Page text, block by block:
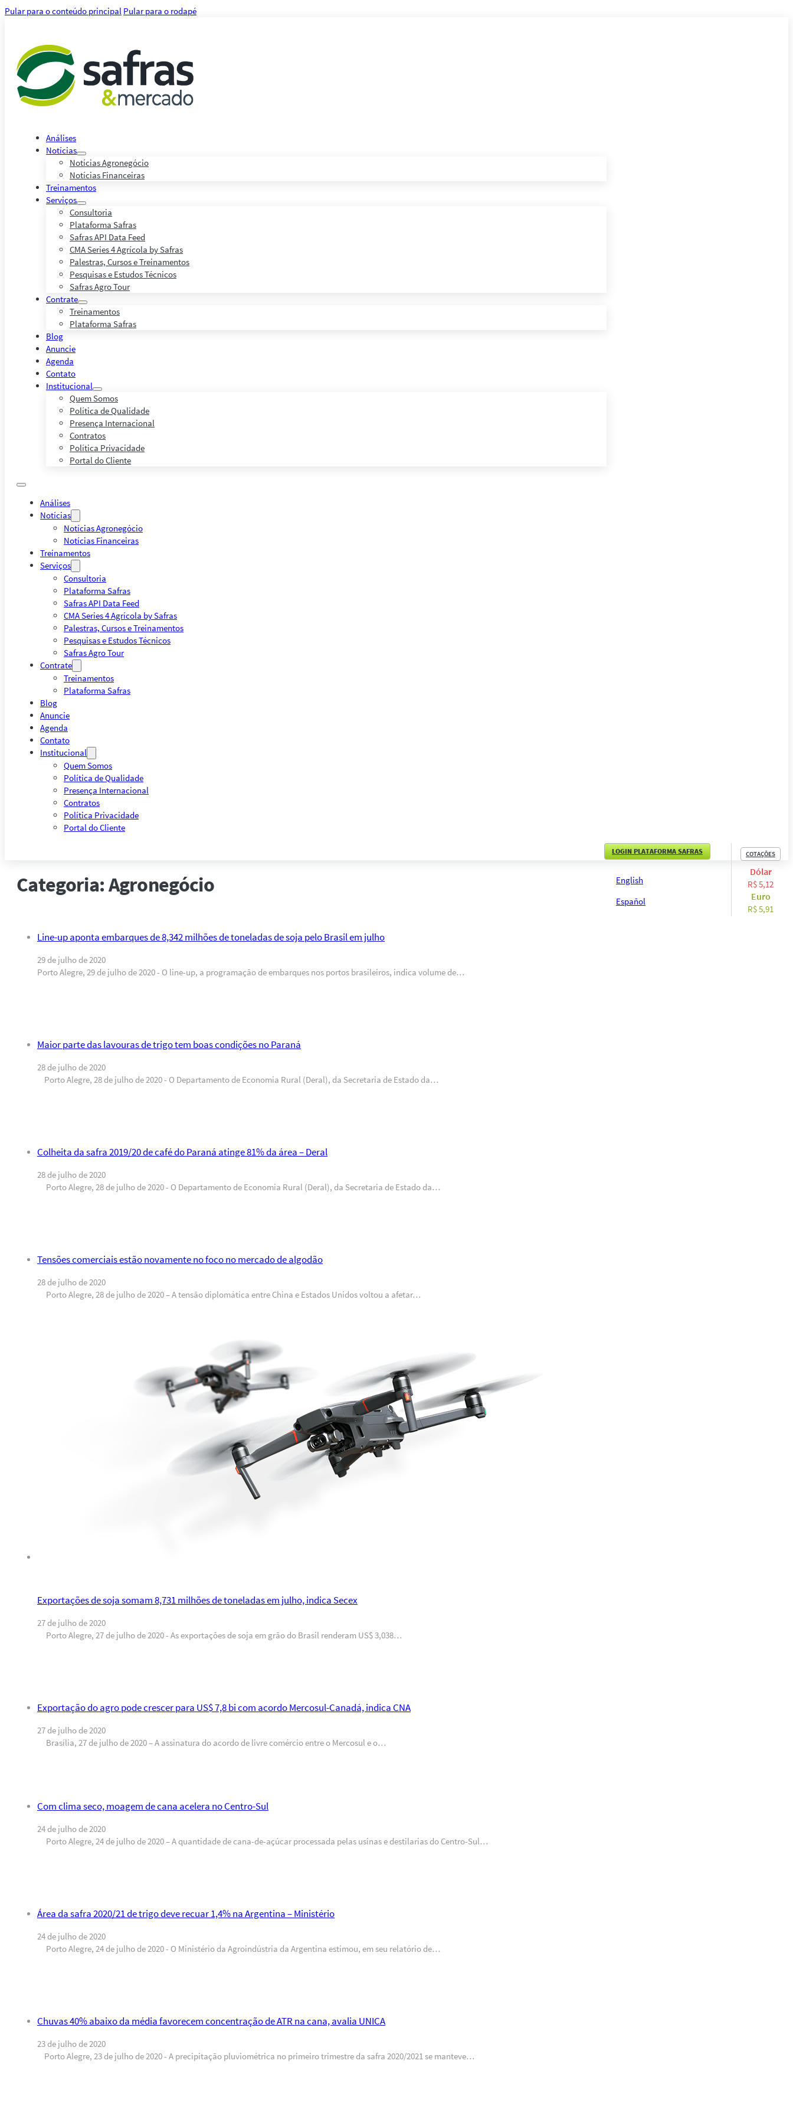
Pular para o conteúdo principal Pular para o rodapé
Análises
Notícias
Notícias Agronegócio
Notícias Financeiras
Treinamentos
Serviços
Consultoria
Plataforma Safras
Safras API Data Feed
CMA Series 4 Agrícola by Safras
Palestras, Cursos e Treinamentos
Pesquisas e Estudos Técnicos
Safras Agro Tour
Contrate
Treinamentos
Plataforma Safras
Blog
Anuncie
Agenda
Contato
Institucional
Quem Somos
Política de Qualidade
Presença Internacional
Contratos
Política Privacidade
Portal do Cliente
Análises
Notícias
Notícias Agronegócio
Notícias Financeiras
Treinamentos
Serviços
Consultoria
Plataforma Safras
Safras API Data Feed
CMA Series 4 Agrícola by Safras
Palestras, Cursos e Treinamentos
Pesquisas e Estudos Técnicos
Safras Agro Tour
Contrate
Treinamentos
Plataforma Safras
Blog
Anuncie
Agenda
Contato
Institucional
Quem Somos
Política de Qualidade
Presença Internacional
Contratos
Política Privacidade
Portal do Cliente
LOGIN PLATAFORMA SAFRAS
English
Español
COTAÇÕES
Dólar
R$ 5,12
Euro
R$ 5,91
Categoria:Agronegócio
Line-up aponta embarques de 8,342 milhões de toneladas de soja pelo Brasil em julho
29 de julho de 2020
Porto Alegre, 29 de julho de 2020 - O line-up, a programação de embarques nos portos brasileiros, indica volume de…
Maior parte das lavouras de trigo tem boas condições no Paraná
28 de julho de 2020
Porto Alegre, 28 de julho de 2020 - O Departamento de Economia Rural (Deral), da Secretaria de Estado da…
Colheita da safra 2019/20 de café do Paraná atinge 81% da área – Deral
28 de julho de 2020
Porto Alegre, 28 de julho de 2020 - O Departamento de Economia Rural (Deral), da Secretaria de Estado da…
Tensões comerciais estão novamente no foco no mercado de algodão
28 de julho de 2020
Porto Alegre, 28 de julho de 2020 – A tensão diplomática entre China e Estados Unidos voltou a afetar…
Exportações de soja somam 8,731 milhões de toneladas em julho, indica Secex
27 de julho de 2020
Porto Alegre, 27 de julho de 2020 - As exportações de soja em grão do Brasil renderam US$ 3,038…
Exportação do agro pode crescer para US$ 7,8 bi com acordo Mercosul-Canadá, indica CNA
27 de julho de 2020
Brasília, 27 de julho de 2020 – A assinatura do acordo de livre comércio entre o Mercosul e o…
Com clima seco, moagem de cana acelera no Centro-Sul
24 de julho de 2020
Porto Alegre, 24 de julho de 2020 – A quantidade de cana-de-açúcar processada pelas usinas e destilarias do Centro-Sul…
Área da safra 2020/21 de trigo deve recuar 1,4% na Argentina – Ministério
24 de julho de 2020
Porto Alegre, 24 de julho de 2020 - O Ministério da Agroindústria da Argentina estimou, em seu relatório de…
Chuvas 40% abaixo da média favorecem concentração de ATR na cana, avalia UNICA
23 de julho de 2020
Porto Alegre, 23 de julho de 2020 - A precipitação pluviométrica no primeiro trimestre da safra 2020/2021 se manteve…